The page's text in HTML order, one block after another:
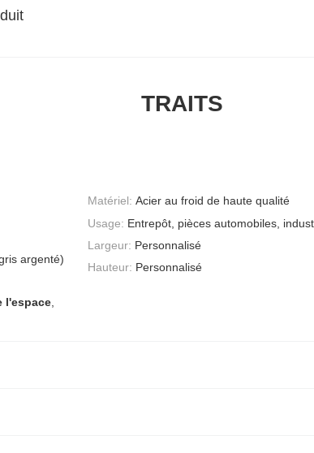
TRAITS
Matériel: Acier au froid de haute qualité
Usage: Entrepôt, pièces automobiles,
argenté)
Largeur: Personnalisé
Hauteur: Personnalisé
l'espace,